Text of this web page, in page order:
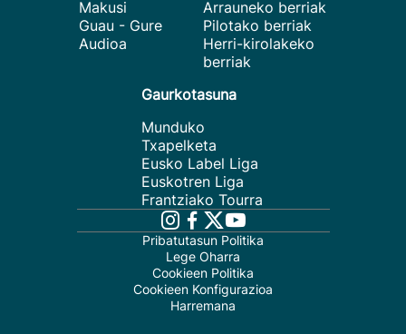
Makusi
Guau - Gure
Audioa
Arrauneko berriak
Pilotako berriak
Herri-kirolakeko
berriak
Gaurkotasuna
Munduko
Txapelketa
Eusko Label Liga
Euskotren Liga
Frantziako Tourra
Pribatutasun Politika
Lege Oharra
Cookieen Politika
Cookieen Konfigurazioa
Harremana